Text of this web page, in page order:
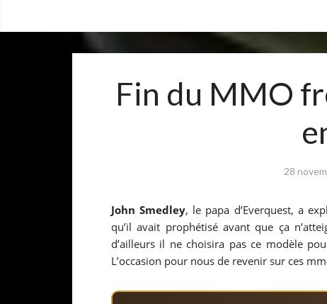
Fin du MMO
28
John Smedley, le papa d’Everquest, a
qu’il avait prophétisé avant que ça
d’ailleurs il ne choisira pas ce modèle
L’occasion pour nous de revenir sur ces